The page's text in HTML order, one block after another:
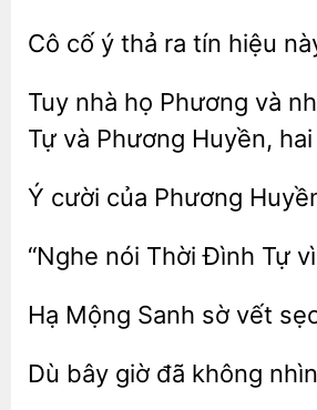
Cô cố thả hiệu
Tuy nhà họ Phương và
Tự và Phương Huyền,
Ý cười của Phương
“Nghe nói Thời Đình Tự
Hạ Mộng Sanh vết
Dù bây giờ đã nhìn